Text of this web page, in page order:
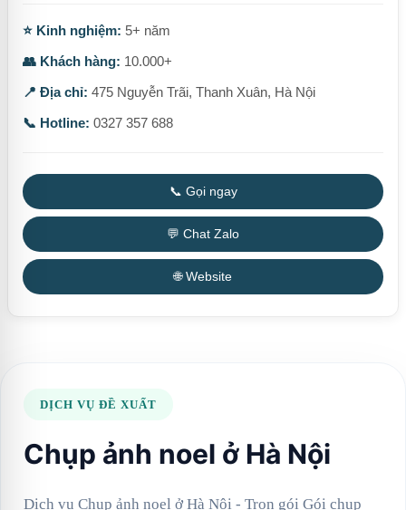
⭐ Kinh nghiệm: 5+ năm
👥 Khách hàng: 10.000+
📍 Địa chỉ: 475 Nguyễn Trãi, Thanh Xuân, Hà Nội
📞 Hotline: 0327 357 688
📞 Gọi ngay
💬 Chat Zalo
🌐 Website
DỊCH VỤ ĐỀ XUẤT
Chụp ảnh noel ở Hà Nội
Dịch vụ Chụp ảnh noel ở Hà Nội - Trọn gói Gói chụp